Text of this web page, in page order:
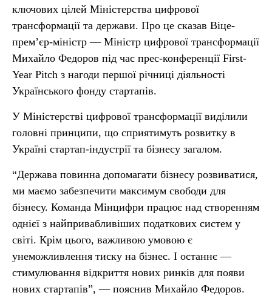
ключових цілей Міністерства цифрової
трансформації та держави. Про це сказав Віце-
прем’єр-міністр — Міністр цифрової трансформації
Михайло Федоров під час прес-конференції First-
Year Pitch з нагоди першої річниці діяльності
Українського фонду стартапів.
У Міністерстві цифрової трансформації виділили
головні принципи, що сприятимуть розвитку в
Україні стартап-індустрії та бізнесу загалом.
“Держава повинна допомагати бізнесу розвиватися,
ми маємо забезпечити максимум свободи для
бізнесу. Команда Мінцифри працює над створенням
однієї з найпривабливіших податкових систем у
світі. Крім цього, важливою умовою є
унеможливлення тиску на бізнес. І останнє —
стимулювання відкриття нових ринків для появи
нових стартапів”, — пояснив Михайло Федоров.